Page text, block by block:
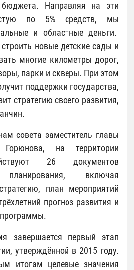
бюджета. Направляя на эти
по 5% средств, мы
и областные деньги.
новые детские сады и
многие километры дорог,
парки и скверы. При этом
поддержки государства,
стратегию своего развития,
совета заместитель главы
на территории
26 документов
планирования, включая
план мероприятий
прогноз развития и
завершается первый этап
утверждённой в 2015 году.
итогам целевые значения